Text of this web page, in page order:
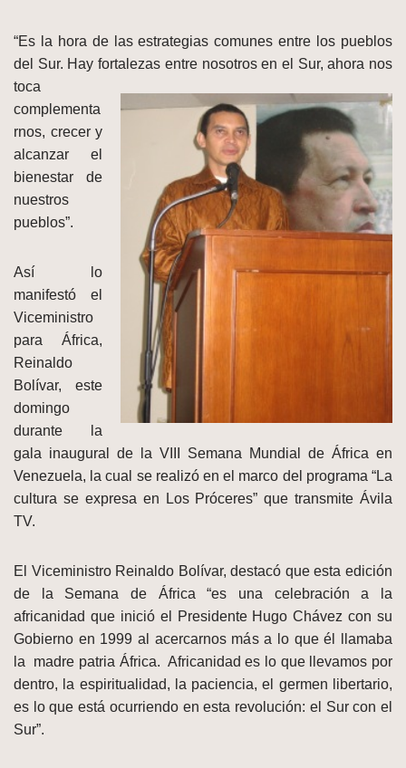
“Es la hora de las estrategias comunes entre los pueblos
del Sur. Hay fortalezas entrenosotros en el Sur, ahora nos
toca
complementa
rnos, crecer y
alcanzar el
bienestar de
nuestros
pueblos”.
Así lo
manifestó el
Viceministro
para África,
Reinaldo
Bolívar, este
domingo
durante la
gala inaugural de la VIII Semana Mundial de África en
Venezuela, la cual se realizó en el marco del programa “La
cultura se expresa en Los Próceres” que transmite Ávila
TV.
El Viceministro Reinaldo Bolívar, destacó que esta edición
de la Semana de África “es una celebración a la
africanidad que inició el Presidente Hugo Chávez con su
Gobierno en 1999 al acercarnos más a lo que él llamaba
la madre patria África. Africanidad es lo que llevamos por
dentro, la espiritualidad, la paciencia, el germen libertario,
es lo que está ocurriendo en esta revolución: el Sur con el
Sur”.